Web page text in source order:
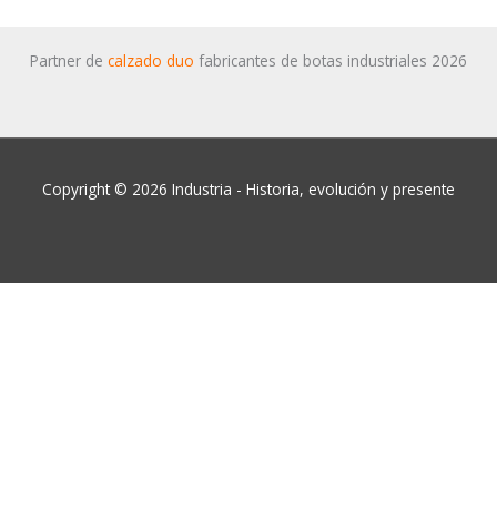
Partner de calzado duo fabricantes de botas industriales 2026
Copyright © 2026 Industria - Historia, evolución y presente